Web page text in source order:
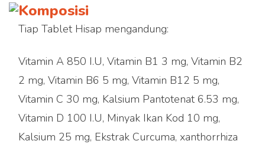
Komposisi
Tiap Tablet Hisap mengandung:
Vitamin A 850 I.U, Vitamin B1 3 mg, Vitamin B2
2 mg, Vitamin B6 5 mg, Vitamin B12 5 mg,
Vitamin C 30 mg, Kalsium Pantotenat 6.53 mg,
Vitamin D 100 I.U, Minyak Ikan Kod 10 mg,
Kalsium 25 mg, Ekstrak Curcuma, xanthorrhiza